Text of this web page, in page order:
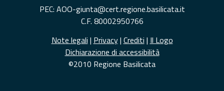
PEC: AOO-giunta@cert.regione.basilicata.it
C.F. 80002950766
Note legali | Privacy| Crediti | Il Logo
Dichiarazione di accessibilità
©2010 Regione Basilicata